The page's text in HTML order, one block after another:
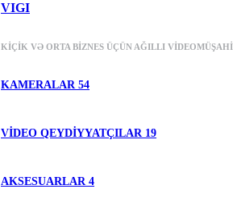
VIGI
KIÇIK VƏ ORTA BIZNES ÜÇÜN AĞILLI
KAMERALAR 54
VIDEO QEYDIYYATÇILAR 19
AKSESUARLAR 4